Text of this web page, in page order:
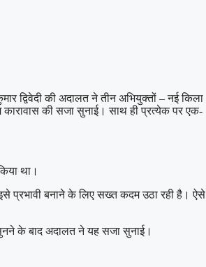
द्विवेदी की अदालत ने तीन अभियुक्तों – नई किला
कारावास की सजा सुनाई। साथ ही प्रत्येक पर एक-
था।
प्रभावी बनाने के लिए सख्त कदम उठा रही है। ऐसे
के बाद अदालत ने यह सजा सुनाई।